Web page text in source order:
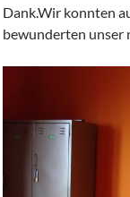
Dank.Wir konnten
bewunderten unser